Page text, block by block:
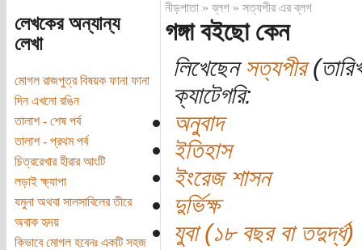
লেখকের অন্যান্য
লেখা
মোগল রাজপুত্র বিষয়ক ফানা ফানা
দিন এখনো রঙিন
তালাশ - শেষ পর্ব
তালাশ - প্রথম পর্ব
চিত্ররেখার হীরার আংটি
লড়াই ক্ষ্যাপা
যমুনা অথবা সালসাবিলের তীরে
অবাক হৃদয়
কিভাবে মোগল হবেনঃ একটি সহজ
নীড়পাতা»ব্লগ» সত্যপীর এর ব্লগ
গঙ্গা বইছো কেন
লিখেছেনসত্যপীর
ক্যাটেগরি:
অনুবাদ
ইতিহাস
ইংরেজ শাসন
দুর্ভিক্ষ
যুবা (১৮ বছর বা তদুর্দ্ধ)